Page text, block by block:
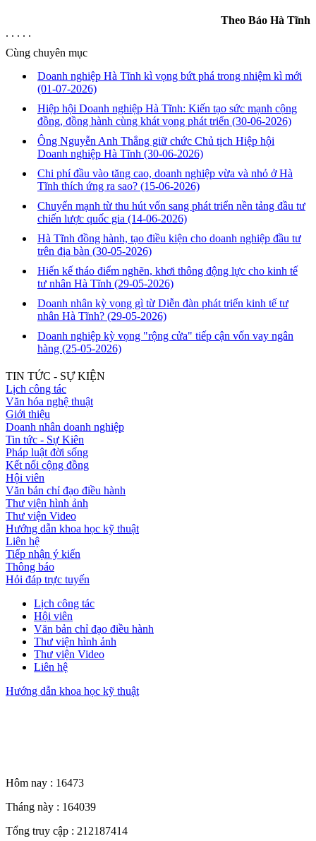
Theo Báo Hà Tĩnh
. . . . .
Cùng chuyên mục
Doanh nghiệp Hà Tĩnh kì vọng bứt phá trong nhiệm kì mới
(01-07-2026)
Hiệp hội Doanh nghiệp Hà Tĩnh: Kiến tạo sức mạnh cộng
đồng, đồng hành cùng khát vọng phát triển (30-06-2026)
Ông Nguyễn Anh Thắng giữ chức Chủ tịch Hiệp hội
Doanh nghiệp Hà Tĩnh (30-06-2026)
Chi phí đầu vào tăng cao, doanh nghiệp vừa và nhỏ ở Hà
Tĩnh thích ứng ra sao? (15-06-2026)
Chuyển mạnh từ thu hút vốn sang phát triển nền tảng đầu tư
chiến lược quốc gia (14-06-2026)
Hà Tĩnh đồng hành, tạo điều kiện cho doanh nghiệp đầu tư
trên địa bàn (30-05-2026)
Hiến kế tháo điểm nghẽn, khơi thông động lực cho kinh tế
tư nhân Hà Tĩnh (29-05-2026)
Doanh nhân kỳ vọng gì từ Diễn đàn phát triển kinh tế tư
nhân Hà Tĩnh? (29-05-2026)
Doanh nghiệp kỳ vọng "rộng cửa" tiếp cận vốn vay ngân
hàng (25-05-2026)
TIN TỨC - SỰ KIỆN
Lịch công tác
Văn hóa nghệ thuật
Giới thiệu
Doanh nhân doanh nghiệp
Tin tức - Sự Kiên
Pháp luật đời sống
Kết nối cộng đồng
Hội viên
Văn bản chỉ đạo điều hành
Thư viện hình ảnh
Thư viện Video
Hướng dẫn khoa học kỹ thuật
Liên hệ
Tiếp nhận ý kiến
Thông báo
Hỏi đáp trực tuyến
Lịch công tác
Hội viên
Văn bản chỉ đạo điều hành
Thư viện hình ảnh
Thư viện Video
Liên hệ
Hướng dẫn khoa học kỹ thuật
Hôm nay : 16473
Tháng này : 164039
Tổng truy cập : 212187414